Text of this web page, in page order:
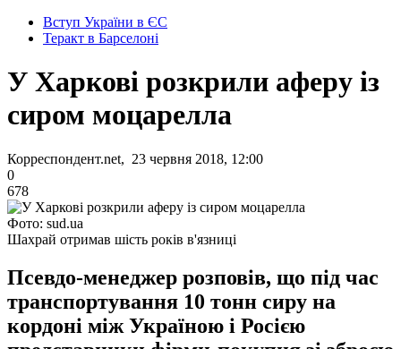
Вступ України в ЄС
Теракт в Барселоні
У Харкові розкрили аферу із
сиром моцарелла
Корреспондент.net, 23 червня 2018, 12:00
0
678
Фото: sud.ua
Шахрай отримав шість років в'язниці
Псевдо-менеджер розповів, що під час
транспортування 10 тонн сиру на
кордоні між Україною і Росією